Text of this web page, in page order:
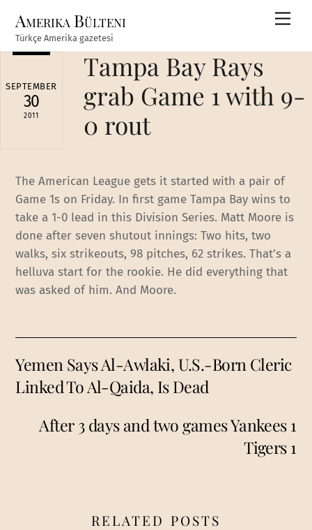
content
Amerika Bülteni
Türkçe Amerika gazetesi
SEPTEMBER
30
2011
Tampa Bay Rays
grab Game 1 with 9-
0 rout
The American League gets it started with a pair of
Game 1s on Friday. In first game Tampa Bay wins to
take a 1-0 lead in this Division Series. Matt Moore is
done after seven shutout innings: Two hits, two
walks, six strikeouts, 98 pitches, 62 strikes. That’s a
helluva start for the rookie. He did everything that
was asked of him. And Moore.
Yemen Says Al-Awlaki, U.S.-Born Cleric
Linked To Al-Qaida, Is Dead
After 3 days and two games Yankees 1
Tigers 1
RELATED POSTS